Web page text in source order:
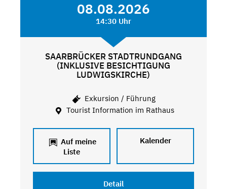
08.08.2026
14:30 Uhr
SAARBRÜCKER STADTRUNDGANG
(INKLUSIVE BESICHTIGUNG
LUDWIGSKIRCHE)
Exkursion / Führung
Tourist Information im Rathaus
Auf meine
Liste
Kalender
Detail